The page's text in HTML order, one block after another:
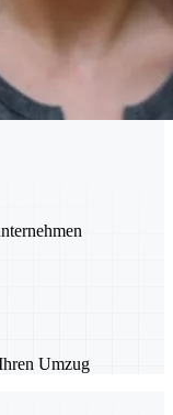
Umzug